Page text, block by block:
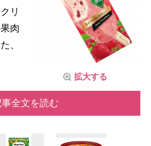
拡大する
リ
肉
、
事全文を読む